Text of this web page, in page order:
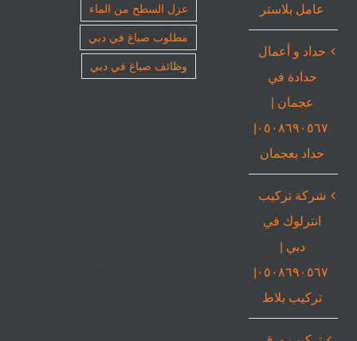
عامل بلاستر
حداد و أعمال
حدادة في
عجمان |
٠٥٠٨٦٩٠٥٦٧|
حداد بعجمان
شركة تركيب
انترلوك في
دبي |
٠٥٠٨٦٩٠٥٦٧|
تركيب بلاط
عزل السطح من الماء
مطلوب صباغ في دبي
وظائف صباغ في دبي